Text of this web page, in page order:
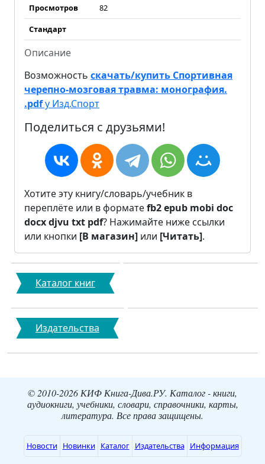
Просмотров
82
Стандарт
Описание
Возможность скачать/купить Спортивная
черепно-мозговая травма: монография.
.pdfу Изд.Спорт
Поделиться с друзьями!
Хотите эту книгу/словарь/учебник в
переплёте или в форматеfb2epub mobi doc
docxdjvu txt pdf? Нажимайте ниже ссылки
или кнопки [В магазин] или [Читать].
Каталог книг
Издательства
© 2010-2026 КИФ Книга-Дива.РУ. Каталог - книги,
аудиокниги, учебники, словари, справочники, карты,
литература. Все права защищены.
Новости Новинки Каталог Издательства Информация